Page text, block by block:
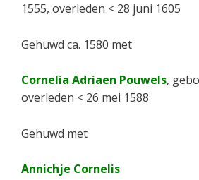
1555, overleden < 28 juni 1605
Gehuwd ca. 1580 met
Cornelia Adriaen Pouwels,
overleden < 26 mei 1588
Gehuwd met
Annichje Cornelis